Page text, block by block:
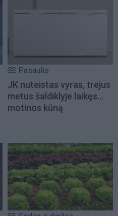
Pasaulis
JK nuteistas vyras, trejus
metus šaldiklyje laikęs...
motinos kūną